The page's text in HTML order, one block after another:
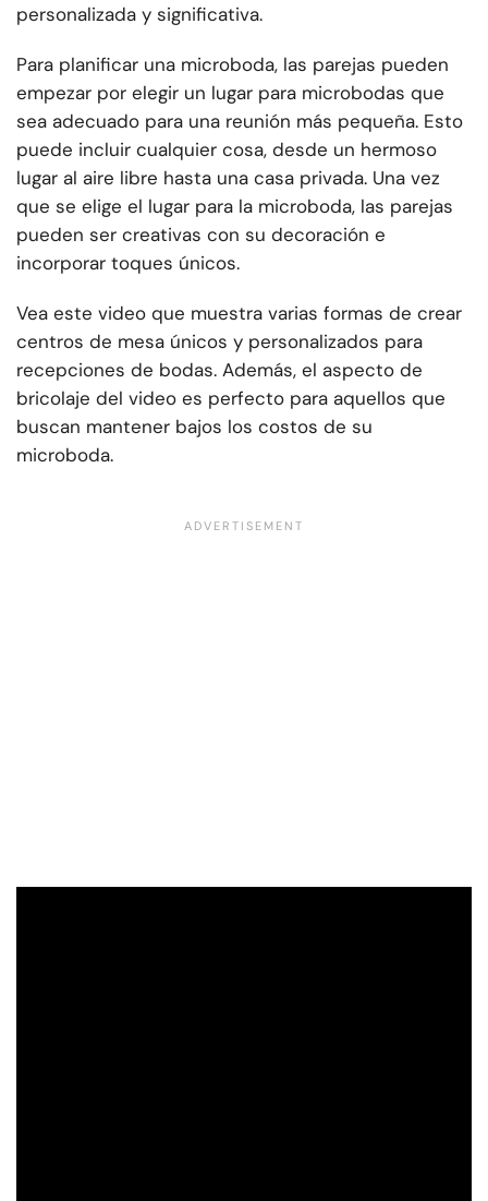
personalizada y significativa.
Para planificar una microboda, las parejas pueden
empezar por elegir un lugar para microbodas que
sea adecuado para una reunión más pequeña. Esto
puede incluir cualquier cosa, desde un hermoso
lugar al aire libre hasta una casa privada. Una vez
que se elige el lugar para la microboda, las parejas
pueden ser creativas con su decoración e
incorporar toques únicos.
Vea este video que muestra varias formas de crear
centros de mesa únicos y personalizados para
recepciones de bodas. Además, el aspecto de
bricolaje del video es perfecto para aquellos que
buscan mantener bajos los costos de su
microboda.